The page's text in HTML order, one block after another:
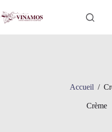
au
contenu
Accueil /
Crème